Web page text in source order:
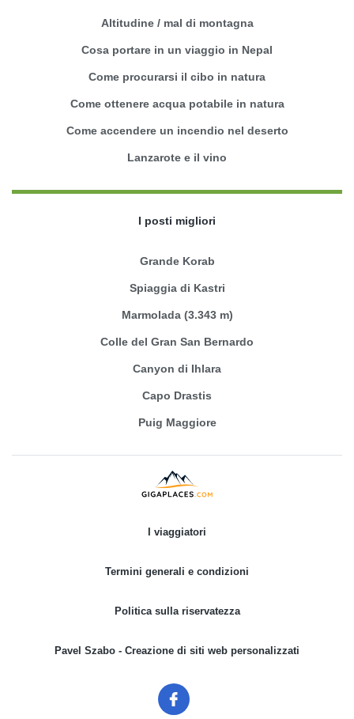
Altitudine / mal di montagna
Cosa portare in un viaggio in Nepal
Come procurarsi il cibo in natura
Come ottenere acqua potabile in natura
Come accendere un incendio nel deserto
Lanzarote e il vino
I posti migliori
Grande Korab
Spiaggia di Kastri
Marmolada (3.343 m)
Colle del Gran San Bernardo
Canyon di Ihlara
Capo Drastis
Puig Maggiore
I viaggiatori
Termini generali e condizioni
Politica sulla riservatezza
Pavel Szabo - Creazione di siti web personalizzati